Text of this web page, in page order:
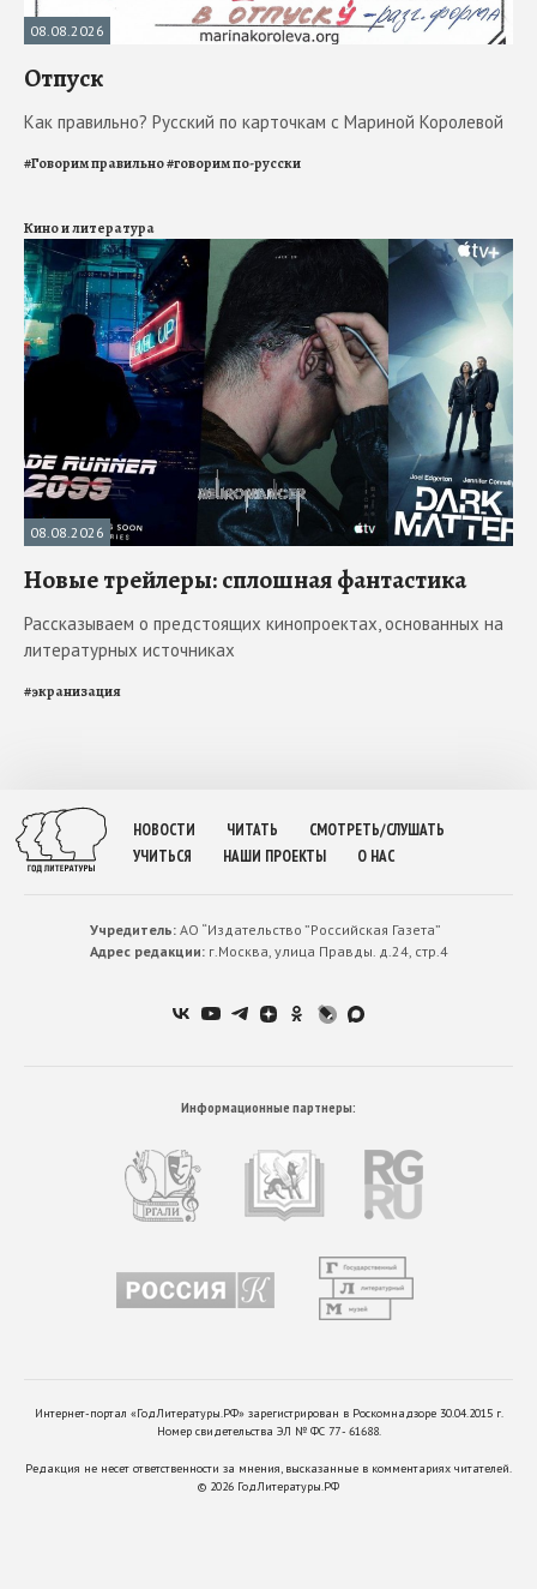
08.08.2026
Отпуск
Как правильно? Русский по карточкам с Мариной Королевой
#Говорим правильно#говорим по-русски
Кино и литература
08.08.2026
Новые трейлеры: сплошная фантастика
Рассказываем о предстоящих кинопроектах, основанных на
литературных источниках
#экранизация
НОВОСТИ ЧИТАТЬ
СМОТРЕТЬ/СЛУШАТЬ
УЧИТЬСЯ
НАШИ ПРОЕКТЫ О НАС
Учредитель:АО “Издательство ”Российская Газета”
Адрес редакции:г.Москва, улица Правды. д.24, стр.4
Информационные партнеры:
Интернет-портал «ГодЛитературы.РФ» зарегистрирован в Роскомнадзоре 30.04.2015 г.
Номер свидетельства ЭЛ № ФС 77 - 61688.
Редакция не несет ответственности за мнения, высказанные в комментариях читателей.
© 2026 ГодЛитературы.РФ